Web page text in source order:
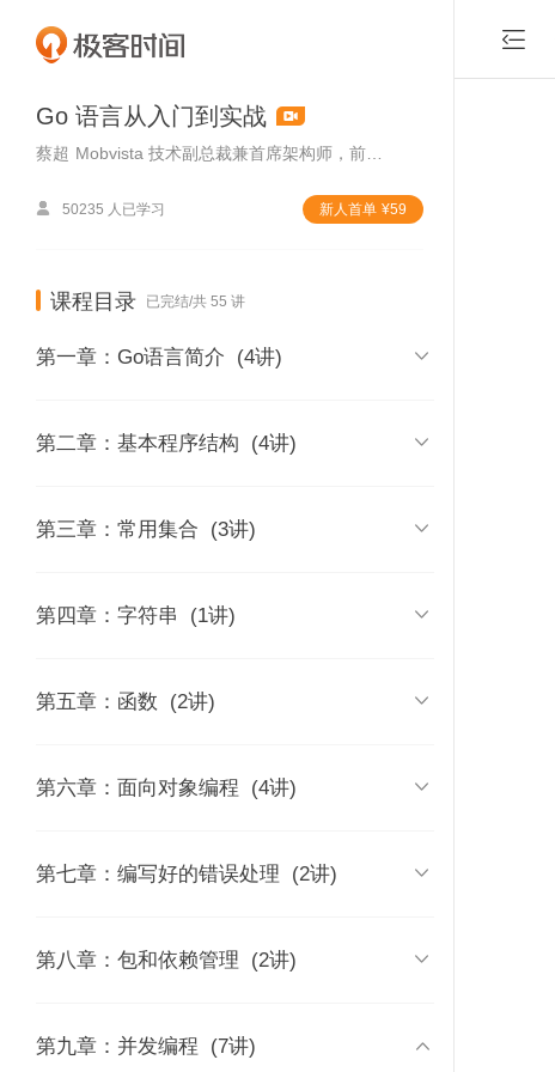
Go 语言从入门到实战
蔡超
 50235 人已学习 新⼈⾸单 ¥59
课程目录 已完结/共 55 讲
第一章：Go语言简介 (4讲) 
01 | Go语言课程介绍
02 | 内容综述
03 | Go语言简介：历史背景、发
04 | 编写第一个Go程序
第二章：基本程序结构 (4讲) 
05 | 变量、常量以及与其他语言
08 | 条件和循环
第三章：常用集合 (3讲) 
09 | 数组和切片
10 | Map声明、元素访问及遍历
11 | Map与工厂模式，在Go语言中实
第四章：字符串 (1讲) 
12 | 字符串
第五章：函数 (2讲) 
13 | Go语言的函数
14 | 可变参数和defer
第六章：面向对象编程 (4讲) 
15 | 行为的定义和实现
16 | Go语言的相关接口
17 | 扩展与复用
第七章：编写好的错误处理 (2讲) 
19 | 编写好的错误处理
20 | panic和recover
第八章：包和依赖管理 (2讲) 
21 | 构建可复用的模块（包）
第九章：并发编程 (7讲) 
